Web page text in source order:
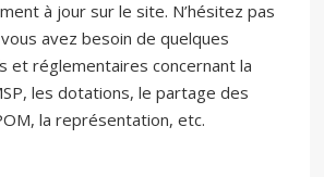
à jour sur le site. N’hésitez pas
avez besoin de quelques
et réglementaires concernant la
les dotations, le partage des
la représentation, etc.